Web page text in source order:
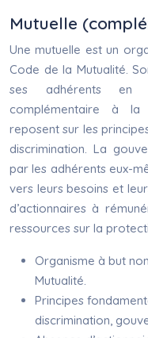
Mutuelle
Une mutuelle est un
Code de la Mutualité.
ses adhérents en
complémentaire à la
reposent sur les
discrimination. La
par les adhérents eux-
vers leurs besoins et
d’actionnaires à
ressources sur la
Organisme à but
Mutualité.
Principes
discrimination,